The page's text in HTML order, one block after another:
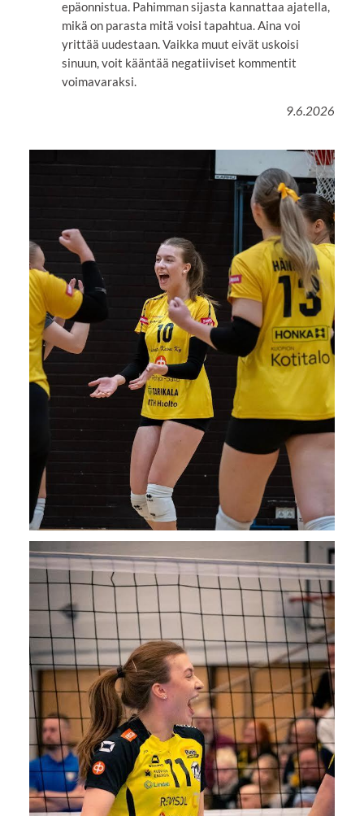
epäonnistua. Pahimman sijasta kannattaa ajatella,
mikä on parasta mitä voisi tapahtua. Aina voi
yrittää uudestaan. Vaikka muut eivät uskoisi
sinuun, voit kääntää negatiiviset kommentit
voimavaraksi.
9.6.2026